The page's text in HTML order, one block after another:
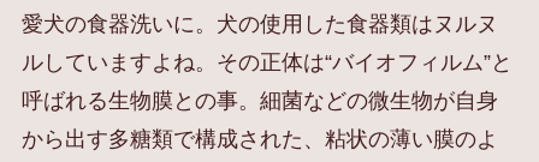
愛犬の食器洗いに。犬の使用した食器類はヌルヌ
ルしていますよね。その正体は“バイオフィルム”と
呼ばれる生物膜との事。細菌などの微生物が自身
から出す多糖類で構成された、粘状の薄い膜のよ